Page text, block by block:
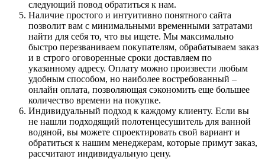
следующий повод обратиться к нам.
Наличие простого и интуитивно понятного сайта
позволит вам с минимальными временными затратами
найти для себя то, что вы ищете. Мы максимально
быстро перезваниваем покупателям, обрабатываем заказ
и в строго оговоренные сроки доставляем по
указанному адресу. Оплату можно произвести любым
удобным способом, но наиболее востребованный –
онлайн оплата, позволяющая сэкономить еще большее
количество времени на покупке.
Индивидуальный подход к каждому клиенту. Если вы
не нашли подходящий полотенцесушитель для ванной
водяной, вы можете спроектировать свой вариант и
обратиться к нашим менеджерам, которые примут заказ,
рассчитают индивидуальную цену.